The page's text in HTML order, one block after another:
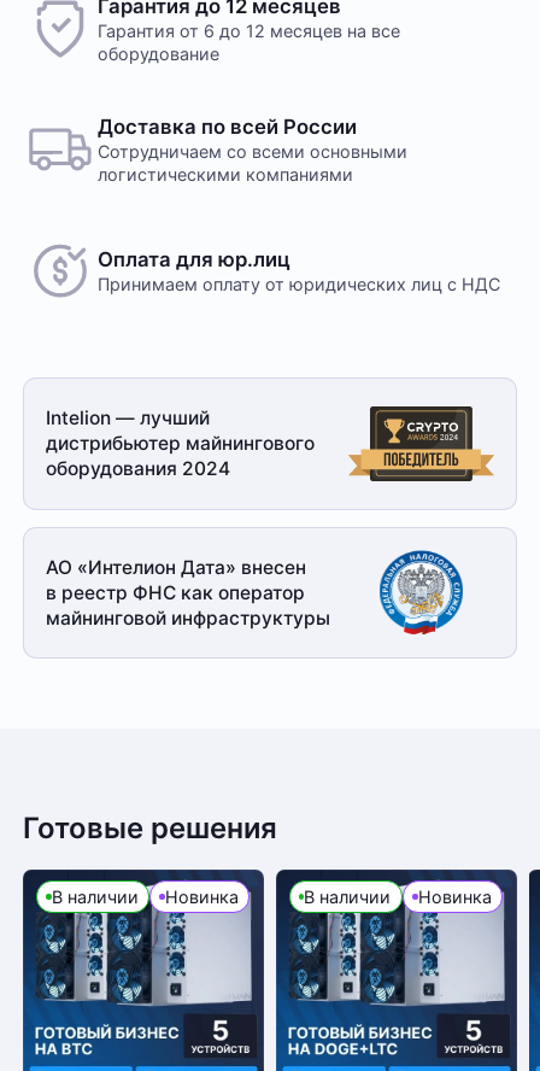
Гарантия до 12 месяцев
Гарантия от 6 до 12 месяцев на все
оборудование
Доставка по всей России
Сотрудничаем со всеми основными
логистическими компаниями
Оплата для юр.лиц
Принимаем оплату от юридических лиц с НДС
Intelion — лучший
дистрибьютер майнингового
оборудования 2024
АО «Интелион Дата» внесен
в реестр ФНС как оператор
майнинговой инфраструктуры
Готовые решения
В наличии Новинка В наличии Новинка